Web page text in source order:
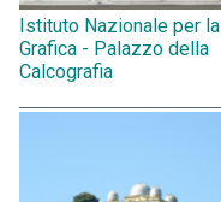
Istituto Nazionale per la
Grafica - Palazzo della
Calcografia